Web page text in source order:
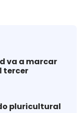
va a marcar
tercer
pluricultural